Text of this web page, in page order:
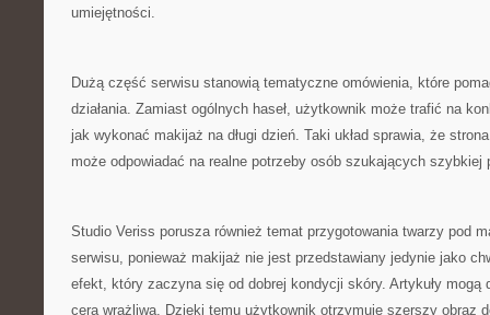
umiejętności.
Dużą część serwisu stanowią tematyczne omówienia, które
działania. Zamiast ogólnych haseł, użytkownik może trafić na
jak wykonać makijaż na długi dzień. Taki układ sprawia, że
może odpowiadać na realne potrzeby osób szukających szybkiej
Studio Veriss porusza również temat przygotowania twarzy pod
serwisu, ponieważ makijaż nie jest przedstawiany jedynie jako
efekt, który zaczyna się od dobrej kondycji skóry. Artykuły
cera wrażliwa. Dzięki temu użytkownik otrzymuje szerszy obraz